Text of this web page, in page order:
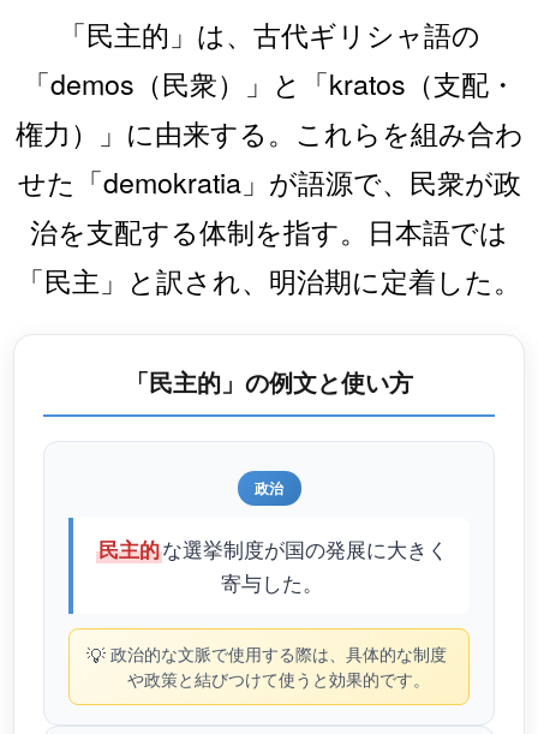
「民主的」は、古代ギリシャ語の
「demos（民衆）」と「kratos（支配・
権力）」に由来する。これらを組み合わ
せた「demokratia」が語源で、民衆が政
治を支配する体制を指す。日本語では
「民主」と訳され、明治期に定着した。
「民主的」の例文と使い方
政治
民主的な選挙制度が国の発展に大きく
寄与した。
💡 政治的な文脈で使用する際は、具体的な制度
や政策と結びつけて使うと効果的です。